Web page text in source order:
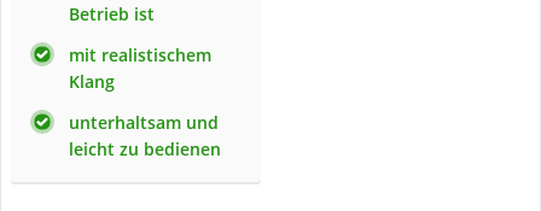
Betrieb ist
mit realistischem
Klang
unterhaltsam und
leicht zu bedienen